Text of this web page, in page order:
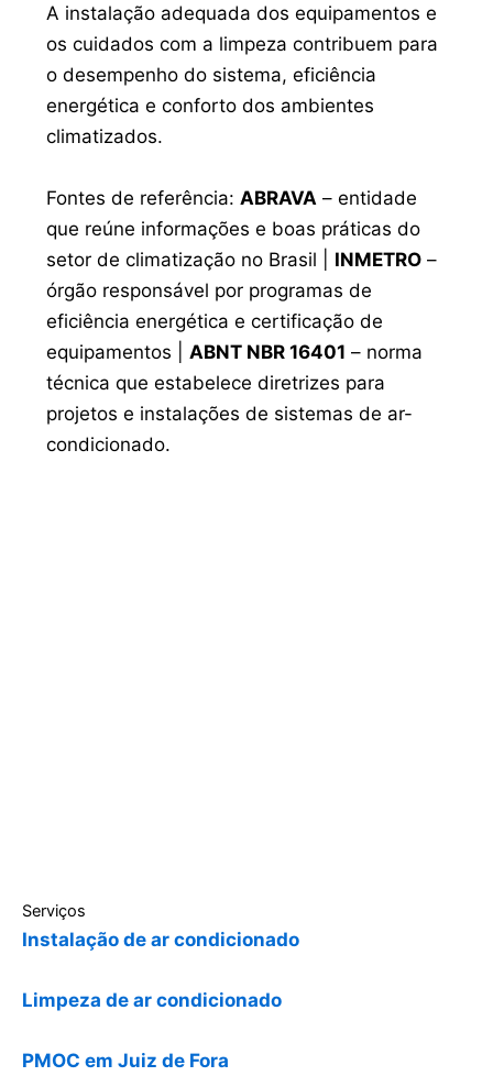
A instalação adequada dos equipamentos e
os cuidados com a limpeza contribuem para
o desempenho do sistema, eficiência
energética e conforto dos ambientes
climatizados.
Fontes de referência: ABRAVA – entidade
que reúne informações e boas práticas do
setor de climatização no Brasil | INMETRO –
órgão responsável por programas de
eficiência energética e certificação de
equipamentos | ABNT NBR 16401 – norma
técnica que estabelece diretrizes para
projetos e instalações de sistemas de ar-
condicionado.
Serviços
Instalação de ar condicionado
Limpeza de ar condicionado
PMOC em Juiz de Fora